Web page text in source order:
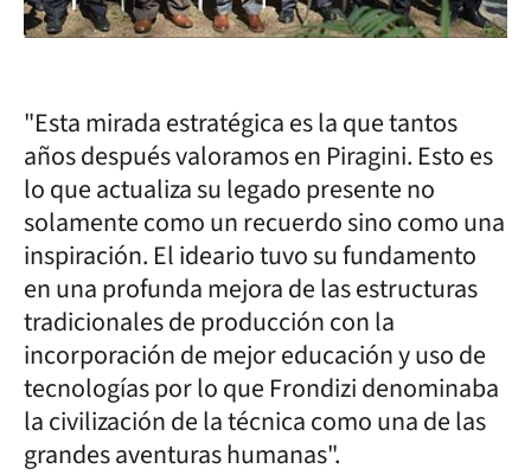
"Esta mirada estratégica es la que tantos
años después valoramos en Piragini. Esto es
lo que actualiza su legado presente no
solamente como un recuerdo sino como una
inspiración. El ideario tuvo su fundamento
en una profunda mejora de las estructuras
tradicionales de producción con la
incorporación de mejor educación y uso de
tecnologías por lo que Frondizi denominaba
la civilización de la técnica como una de las
grandes aventuras humanas".